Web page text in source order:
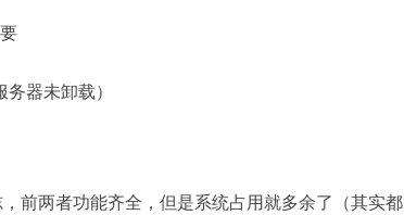
器未卸载）
前两者功能齐全，但是系统占用就多余了（其实都